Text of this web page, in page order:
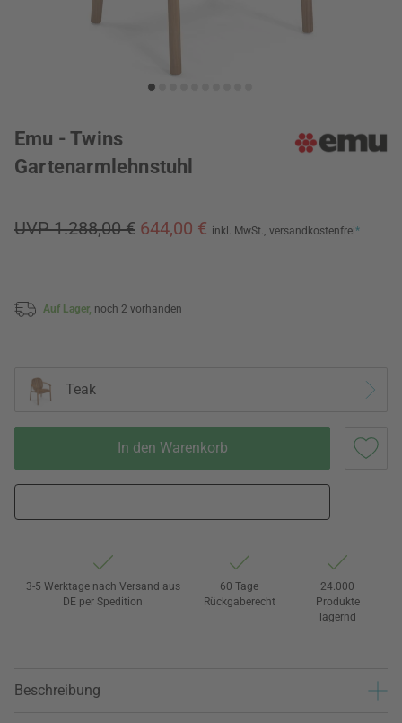
Emu - Twins
Gartenarmlehnstuhl
UVP 1.288,00 € 644,00 € inkl. MwSt., versandkostenfrei*
Auf Lager, noch 2 vorhanden
Teak
In den Warenkorb
3-5 Werktage nach Versand aus
DE per Spedition
60 Tage
Rückgaberecht
24.000
Produkte
lagernd
Beschreibung